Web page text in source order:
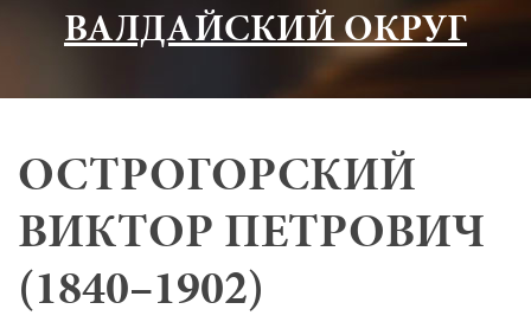
ВАЛДАЙСКИЙ ОКРУГ
ОСТРОГОРСКИЙ
ВИКТОР ПЕТРОВИЧ
(1840–1902)